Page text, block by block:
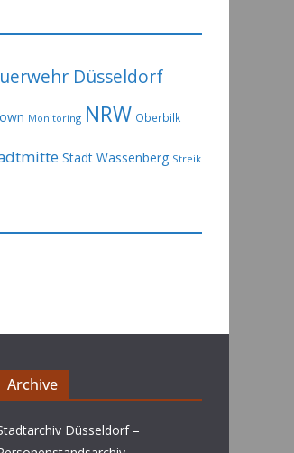
Düsseldorf
Monitoring NRW Oberbilk
Stadt Wassenberg Streik
Archive
Düsseldorf –